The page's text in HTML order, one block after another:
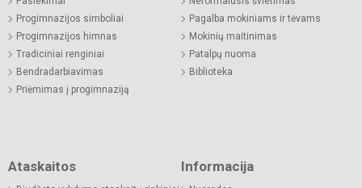
Progimnazijos simboliai
Progimnazijos himnas
Tradiciniai renginiai
Bendradarbiavimas
Priėmimas į progimnaziją
Pagalba mokiniams ir tėvams
Mokinių maitinimas
Patalpų nuoma
Biblioteka
Ataskaitos Informacija